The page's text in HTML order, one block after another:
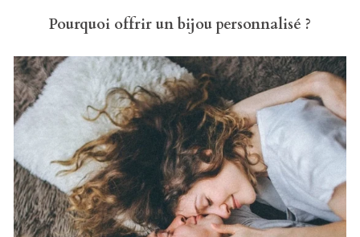
Pourquoi offrir un bijou personnalisé ?